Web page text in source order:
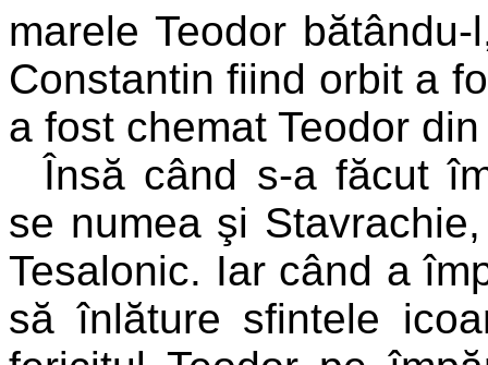
marele Teodor
Constantin fiind orbit a
a fost chemat Teodor
Însă când s-a făcut
se numea şi
Tesalonic. Iar când a
să înlăture sfintele